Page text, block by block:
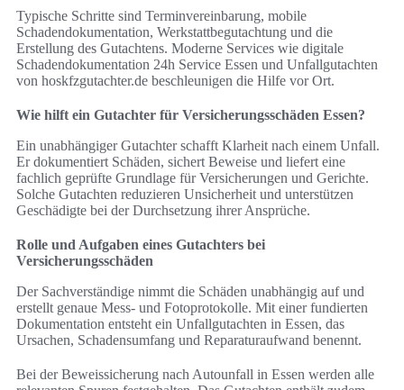
Typische Schritte sind Terminvereinbarung, mobile
Schadendokumentation, Werkstattbegutachtung und die
Erstellung des Gutachtens. Moderne Services wie digitale
Schadendokumentation 24h Service Essen und Unfallgutachten
von hoskfzgutachter.de beschleunigen die Hilfe vor Ort.
Wie hilft ein Gutachter für Versicherungsschäden Essen?
Ein unabhängiger Gutachter schafft Klarheit nach einem Unfall.
Er dokumentiert Schäden, sichert Beweise und liefert eine
fachlich geprüfte Grundlage für Versicherungen und Gerichte.
Solche Gutachten reduzieren Unsicherheit und unterstützen
Geschädigte bei der Durchsetzung ihrer Ansprüche.
Rolle und Aufgaben eines Gutachters bei
Versicherungsschäden
Der Sachverständige nimmt die Schäden unabhängig auf und
erstellt genaue Mess- und Fotoprotokolle. Mit einer fundierten
Dokumentation entsteht ein Unfallgutachten in Essen, das
Ursachen, Schadensumfang und Reparaturaufwand benennt.
Bei der Beweissicherung nach Autounfall in Essen werden alle